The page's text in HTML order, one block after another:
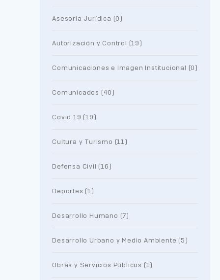
Asesoría Jurídica (0)
Autorización y Control (19)
Comunicaciones e Imagen Institucional (0)
Comunicados (40)
Covid 19 (19)
Cultura y Turismo (11)
Defensa Civil (16)
Deportes (1)
Desarrollo Humano (7)
Desarrollo Urbano y Medio Ambiente (5)
Obras y Servicios Públicos (1)